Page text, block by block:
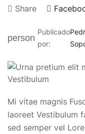
Share
person
Publicado
por:
Mi vitae magnis
laoreet Vestibulum
sed semper vel